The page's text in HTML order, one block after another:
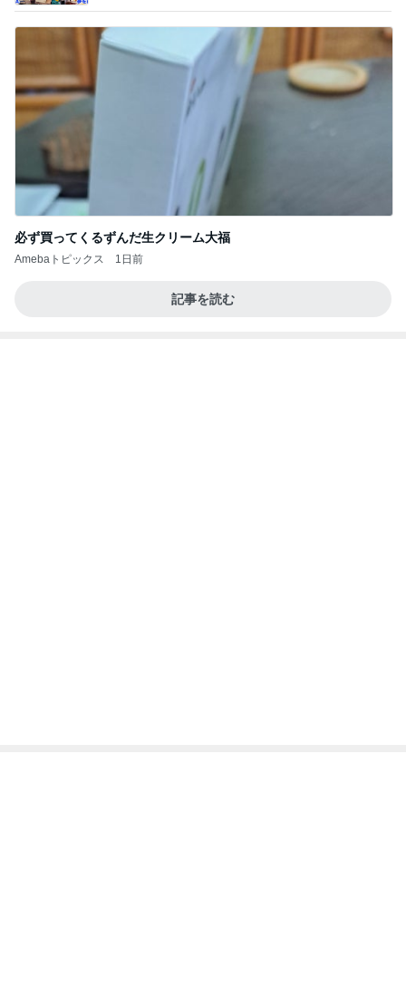
必ず買ってくるずんだ生クリーム大福
Amebaトピックス 1日前
記事を読む